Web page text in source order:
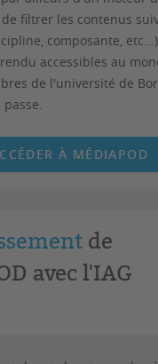
filtrer les contenus
composante,
accessibles au
de l'université de
À MÉDIAPOD
de
avec l'IAG